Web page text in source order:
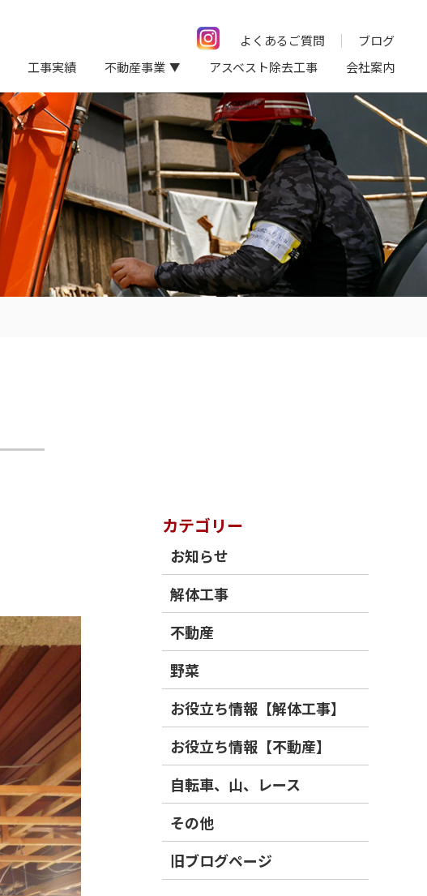
よくあるご質問
ブログ
工事実績 不動産事業 アスベスト除去工事 会社案内
カテゴリー
お知らせ
解体工事
不動産
野菜
お役立ち情報【解体工事】
お役立ち情報【不動産】
自転車、山、レース
その他
旧ブログページ